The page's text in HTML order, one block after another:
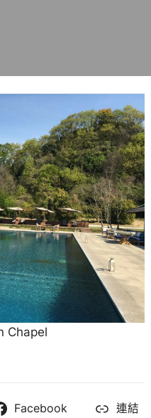
Chapel
Facebook
連結